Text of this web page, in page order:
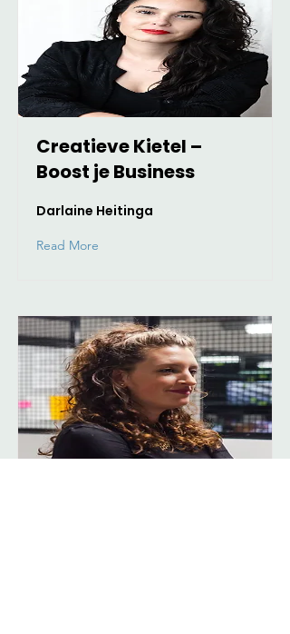
Creatieve Kietel –
Boost je Business
Darlaine Heitinga
Read More